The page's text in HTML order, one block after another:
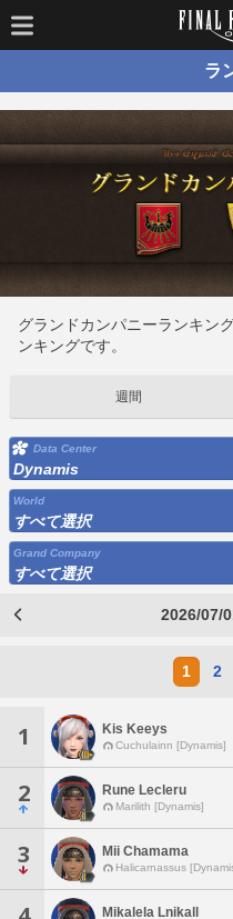
ラ
グランドカンパニーランキン
ンキングです。
週間
Data Center
Dynamis
World
すべて選択
Grand Company
すべて選択
2026/07/
1 2
1 Kis Keeys
Cuchulainn [Dynamis]
2 Rune Lecleru
Marilith [Dynamis]
3 Mii Chamama
Halicarnassus
Mikalela Lnikall